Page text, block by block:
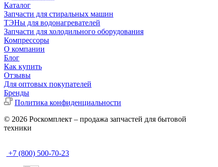
Каталог
Запчасти для стиральных машин
ТЭНы для водонагревателей
Запчасти для холодильного оборудования
Компрессоры
О компании
Блог
Как купить
Отзывы
Для оптовых покупателей
Бренды
Политика конфиденциальности
© 2026 Роскомплект – продажа запчастей для бытовой
техники
+7 (800) 500-70-23